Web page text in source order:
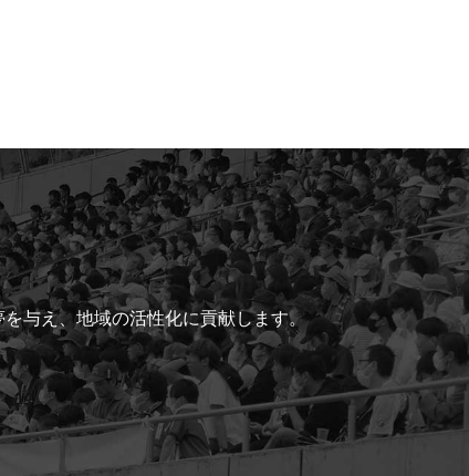
与え、地域の活性化に貢献します。